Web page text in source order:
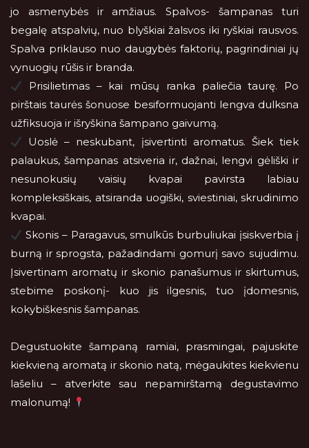
jo asmenybės ir amžiaus. Spalvos- šampanas turi
begalę atspalvių, nuo blyškiai žalsvos iki ryškiai rausvos.
Spalva priklauso nuo daugybės faktorių, pagrindiniai jų
vynuogių rūšis ir branda.
Prisilietimas – kai mūsų ranka paliečia taurę. Po
pirštais taurės šonuose besiformuojanti lengva dulksna
užfiksuoja ir išryškina šampano gaivumą.
Uoslė – neskubant, įsivertinti aromatus. Šiek tiek
palaukus, šampanas atsiveria ir, dažnai, lengvi gėliški ir
nesunokusių vaisių kvapai pavirsta labiau
kompleksiškais, atsiranda uogiški, sviestiniai, skrudinimo
kvapai.
Skonis – Paragavus, smulkūs burbuliukai įsiskverbia į
burną ir sprogsta, pažadindami gomurį savo sujudimu.
Įsivertinam aromatų ir skonio panašumus ir skirtumus,
stebime poskonį- kuo jis ilgesnis, tuo įdomesnis,
kokybiškesnis šampanas.
Degustuokite šampaną ramiai, prasmingai, pajuskite
kiekvieną aromatą ir skonio natą, mėgaukites kiekvienu
lašeliu – atverkite sau nepamirštamą degustavimo
malonumą!